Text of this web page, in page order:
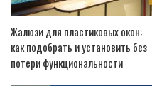
Жалюзи для пластиковых окон:
как подобрать и установить без
потери функциональности